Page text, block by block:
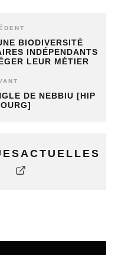
BIODIVERSITÉ
INDÉPENDANTS
LEUR MÉTIER
DE NEBBIU [HIP